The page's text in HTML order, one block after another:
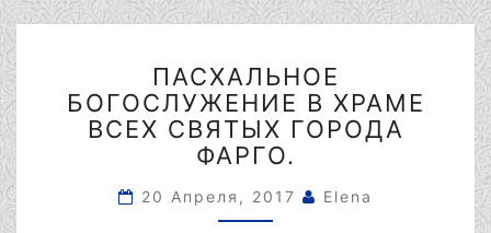
БОГОСЛУЖЕНИЕ
В
ХРАМЕ
ВСЕХ
ГОРОДА
ФАРГО.
ПАСХАЛЬНОЕ
БОГОСЛУЖЕНИЕ В ХРАМЕ
ВСЕХ СВЯТЫХ ГОРОДА
ФАРГО.
20 Апреля, 2017 Elena